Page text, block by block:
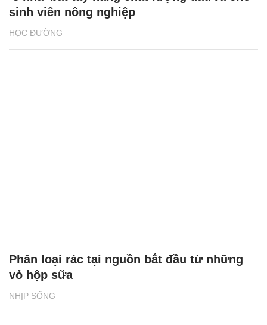
HỌC ĐƯỜNG
sinh viên nông nghiệp
NHỊP SỐNG
Phân loại rác tại nguồn bắt đầu từ những
vỏ hộp sữa